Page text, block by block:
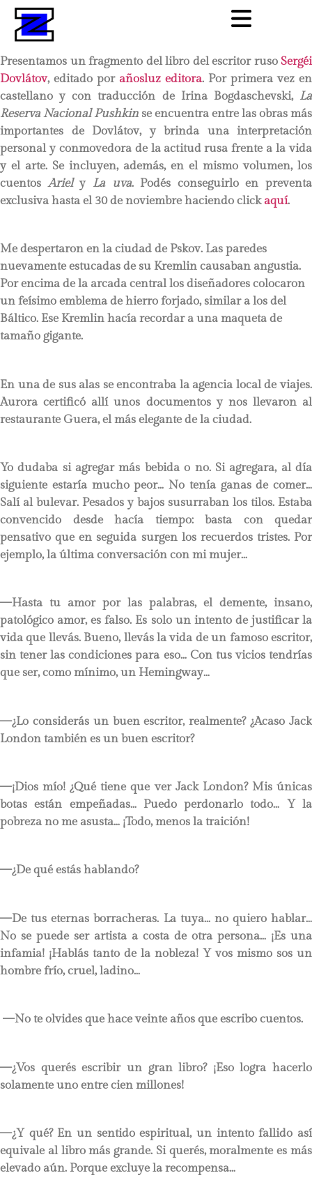
Presentamos un fragmento del libro del escritor ruso Sergéi
Dovlátov, editado por añosluz editora. Por primera vez en
castellano y con traducción de Irina Bogdaschevski, La
Reserva Nacional Pushkin se encuentra entre las obras más
importantes de Dovlátov, y brinda una interpretación
personal y conmovedora de la actitud rusa frente a la vida
y el arte. Se incluyen, además, en el mismo volumen, los
cuentosAriely La uva. Podés conseguirlo en preventa
exclusiva hasta el 30 de noviembre haciendo click aquí.
Me despertaron en la ciudad de Pskov. Las paredes
nuevamente estucadas de su Kremlin causaban angustia.
Por encima de la arcada central los diseñadores colocaron
un feísimo emblema de hierro forjado, similar a los del
Báltico. Ese Kremlin hacía recordar a una maqueta de
tamaño gigante.
En una de sus alas se encontraba la agencia local de viajes.
Aurora certificó allí unos documentos y nos llevaron al
restaurante Guera, el más elegante de la ciudad.
Yo dudaba si agregar más bebida o no. Si agregara, al día
siguiente estaría mucho peor… No tenía ganas de comer…
Salí al bulevar. Pesados y bajos susurraban los tilos. Estaba
convencido desde hacía tiempo: basta con quedar
pensativo que en seguida surgen los recuerdos tristes. Por
ejemplo, la última conversación con mi mujer…
—Hasta tu amor por las palabras, el demente, insano,
patológico amor, es falso. Es solo un intento de justificar la
vida que llevás. Bueno, llevás la vida de un famoso escritor,
sin tener las condiciones para eso… Con tus vicios tendrías
que ser, como mínimo, un Hemingway…
—¿Lo considerás un buen escritor, realmente? ¿Acaso Jack
London también es un buen escritor?
—¡Dios mío! ¿Qué tiene que ver Jack London? Mis únicas
botas están empeñadas… Puedo perdonarlo todo… Y la
pobreza no me asusta… ¡Todo, menos la traición!
—¿De qué estás hablando?
—De tus eternas borracheras. La tuya… no quiero hablar…
No se puede ser artista a costa de otra persona… ¡Es una
infamia! ¡Hablás tanto de la nobleza! Y vos mismo sos un
hombre frío, cruel, ladino…
—No te olvides que hace veinte años que escribo cuentos.
—¿Vos querés escribir un gran libro? ¡Eso logra hacerlo
solamente uno entre cien millones!
—¿Y qué? En un sentido espiritual, un intento fallido así
equivale al libro más grande. Si querés, moralmente es más
elevado aún. Porque excluye la recompensa…